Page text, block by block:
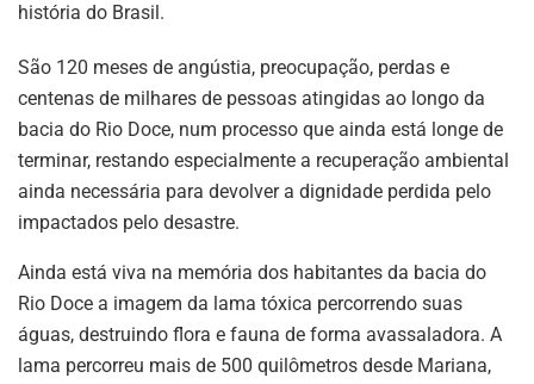
história do Brasil.
São 120 meses de angústia, preocupação, perdas e
centenas de milhares de pessoas atingidas ao longo da
bacia do Rio Doce, num processo que ainda está longe de
terminar, restando especialmente a recuperação ambiental
ainda necessária para devolver a dignidade perdida pelo
impactados pelo desastre.
Ainda está viva na memória dos habitantes da bacia do
Rio Doce a imagem da lama tóxica percorrendo suas
águas, destruindo flora e fauna de forma avassaladora. A
lama percorreu mais de 500 quilômetros desde Mariana,